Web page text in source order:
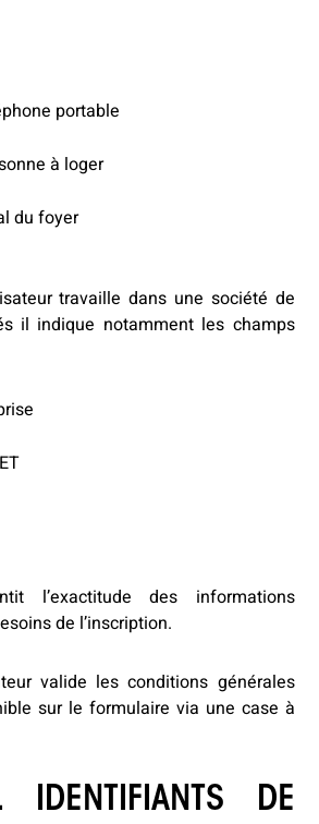
portable
à loger
du foyer
travaille dans une société de
il indique notamment les champs
l’exactitude des informations
de l’inscription.
valide les conditions générales
sur le formulaire via une case à
DE